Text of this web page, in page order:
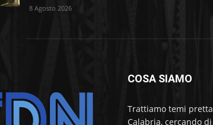
8 Agosto 2026
COSA SIAMO
Trattiamo temi
Calabria, cercando